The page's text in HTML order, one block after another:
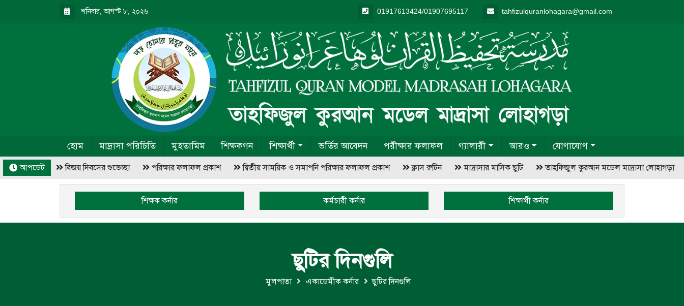
শনিবার, আগস্ট ৮, ২০২৬ 01917613424/01907695117 tahfizulquranlohagara@gmail.com
হোম মাদ্রাসা পরিচিতি মুহতামিম শিক্ষকগন শিক্ষার্থী ভর্তির আবেদন পরীক্ষার ফলাফল গ্যালারী আরও যোগাযোগ
আপডেট
মাসিক ছুটি বিজয় দিবসের শুভেচ্ছা পরিক্ষার ফলাফল প্রকাশ দ্বিতীয় সাময়িক ও সমাপনি পরিক্ষার ফলাফল প্রকাশ ক্লাস রুটিন মাদ্রাসার মাসিক ছুটি তাহফিজুল কুরআন মডেল মাদ্রাসা লোহাগড়া
শিক্ষক কর্নার কর্মচারী কর্নার শিক্ষার্থী কর্নার
ছুটির দিনগুলি
মুলপাতা একাডেমীক কর্নার ছুটির দিনগুলি